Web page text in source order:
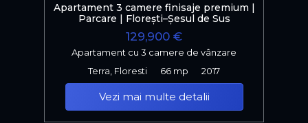
Apartament 3 camere finisaje premium |
Parcare | Florești–Șesul de Sus
129,900 €
Apartament cu 3 camere de vânzare
Terra, Floresti
66 mp 2017
Vezi mai multe detalii